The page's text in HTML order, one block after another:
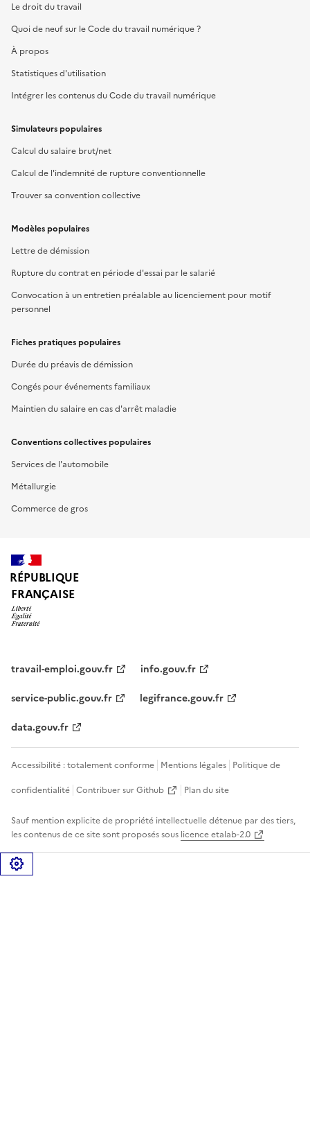
Le droit du travail
Quoi de neuf sur le Code du travail numérique ?
À propos
Statistiques d'utilisation
Intégrer les contenus du Code du travail numérique
Simulateurs populaires
Calcul du salaire brut/net
Calcul de l'indemnité de rupture conventionnelle
Trouver sa convention collective
Modèles populaires
Lettre de démission
Rupture du contrat en période d'essai par le salarié
Convocation à un entretien préalable au licenciement pour motif
personnel
Fiches pratiques populaires
Durée du préavis de démission
Congés pour événements familiaux
Maintien du salaire en cas d'arrêt maladie
Conventions collectives populaires
Services de l'automobile
Métallurgie
Commerce de gros
RÉPUBLIQUE
FRANÇAISE
travail-emploi.gouv.fr
info.gouv.fr
service-public.gouv.fr
legifrance.gouv.fr
data.gouv.fr
Accessibilité : totalement conforme Mentions légales Politique de
confidentialité Contribuer sur Github Plan du site
Sauf mention explicite de propriété intellectuelle détenue par des tiers,
les contenus de ce site sont proposés sous licence etalab-2.0
Gérer les cookies